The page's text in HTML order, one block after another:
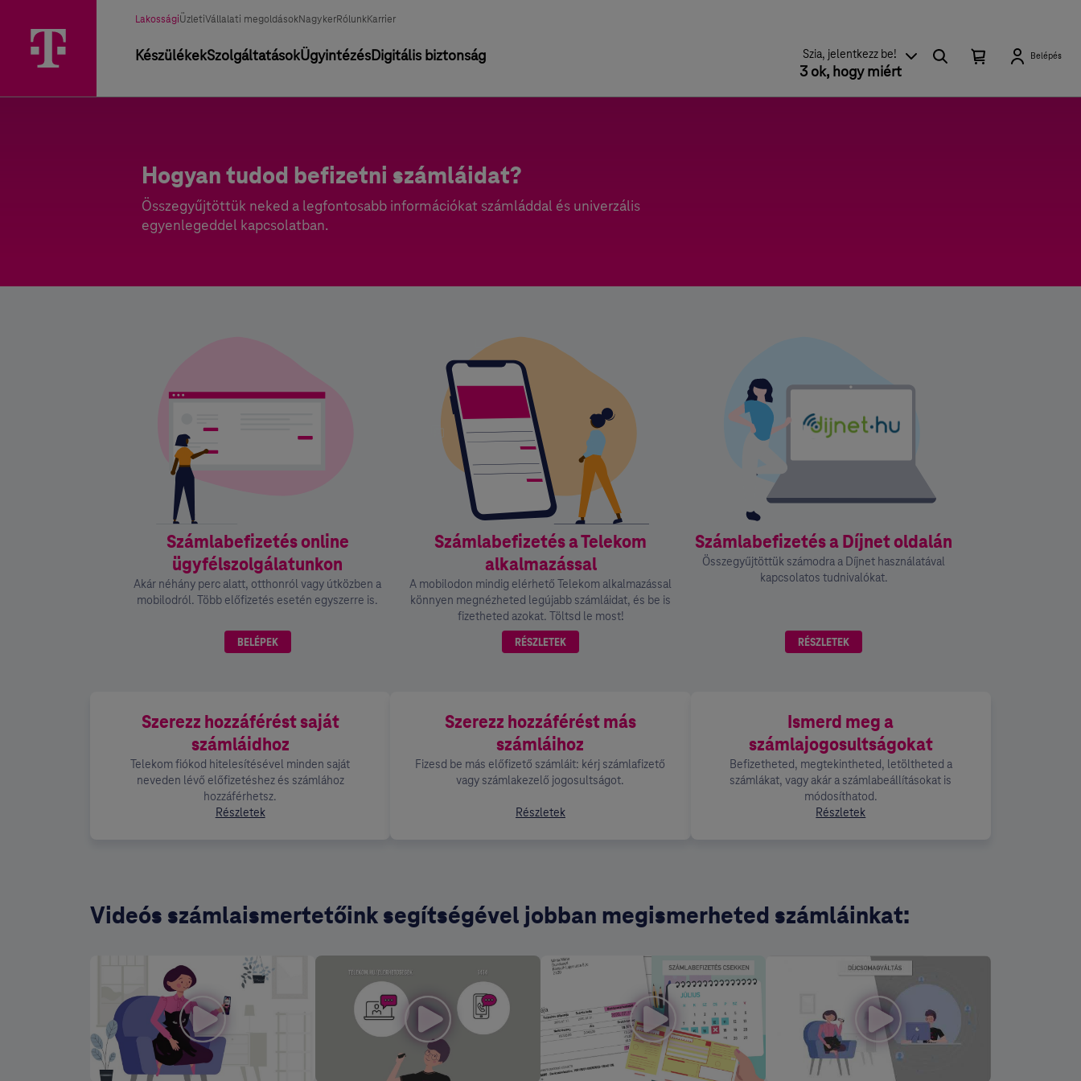
LakosságiÜzletiVállalati megoldásokNagykerRólunkKarrier
KészülékekSzolgáltatásokÜgyintézésDigitális biztonság Szia, jelentkezz be!
3 ok, hogy miért
Belépés
Hogyan tudod befizetni számláidat?
Összegyűjtöttük neked a legfontosabb információkat számláddal és univerzális
egyenlegeddel kapcsolatban.
Számlabefizetés online
ügyfélszolgálatunkon
Akár néhány perc alatt, otthonról vagy útközben a
mobilodról. Több előfizetés esetén egyszerre is.
BELÉPEK
Számlabefizetés a Telekom
alkalmazással
A mobilodon mindig elérhető Telekom alkalmazással
könnyen megnézheted legújabb számláidat, és be is
fizetheted azokat. Töltsd le most!
RÉSZLETEK
Számlabefizetés a Díjnet oldalán
Összegyűjtöttük számodra a Díjnet használatával
kapcsolatos tudnivalókat.
RÉSZLETEK
Szerezz hozzáférést saját
számláidhoz
Telekom fiókod hitelesítésével minden saját
neveden lévő előfizetéshez és számlához
hozzáférhetsz.
Részletek
Szerezz hozzáférést más
számláihoz
Fizesd be más előfizető számláit: kérj számlafizető
vagy számlakezelő jogosultságot.
Részletek
Ismerd meg a
számlajogosultságokat
Befizetheted, megtekintheted, letöltheted a
számlákat, vagy akár a számlabeállításokat is
módosíthatod.
Részletek
Videós számlaismertetőink segítségével jobban megismerheted számláinkat: